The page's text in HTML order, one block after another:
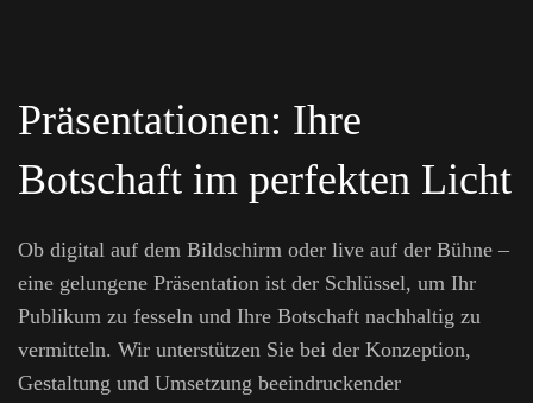
Präsentationen: Ihre
Botschaft im perfekten Licht
Ob digital auf dem Bildschirm oder live auf der Bühne –
eine gelungene Präsentation ist der Schlüssel, um Ihr
Publikum zu fesseln und Ihre Botschaft nachhaltig zu
vermitteln. Wir unterstützen Sie bei der Konzeption,
Gestaltung und Umsetzung beeindruckender